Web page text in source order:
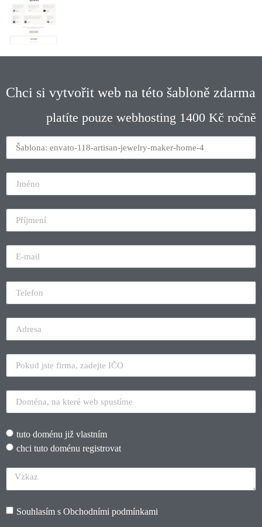
Chci si vytvořit web na této šabloně zdarma
platíte pouze webhosting 1400 Kč ročně
tuto doménu již vlastním
chci tuto doménu registrovat
Souhlasím s Obchodními podmínkami